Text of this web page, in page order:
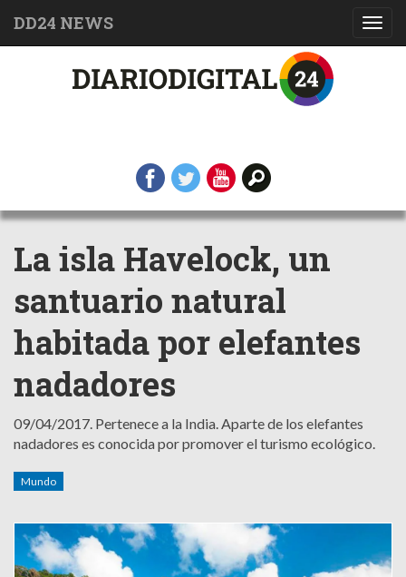
DD24 NEWS
La isla Havelock, un
santuario natural
habitada por elefantes
nadadores
09/04/2017. Pertenece a la India. Aparte de los elefantes
nadadores es conocida por promover el turismo ecológico.
Mundo